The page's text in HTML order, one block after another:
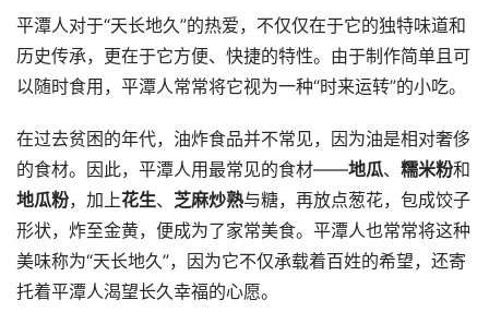
平潭人对于“天长地久”的热爱，不仅仅在于它的独特味道和
历史传承，更在于它方便、快捷的特性。由于制作简单且可
以随时食用，平潭人常常将它视为一种“时来运转”的小吃。
在过去贫困的年代，油炸食品并不常见，因为油是相对奢侈
的食材。因此，平潭人用最常见的食材——地瓜、 糯米粉和
地瓜粉，加上花生、 芝麻炒熟与糖，再放点葱花，包成饺子
形状，炸至金黄，便成为了家常美食。平潭人也常常将这种
美味称为“天长地久”，因为它不仅承载着百姓的希望，还寄
托着平潭人渴望长久幸福的心愿。